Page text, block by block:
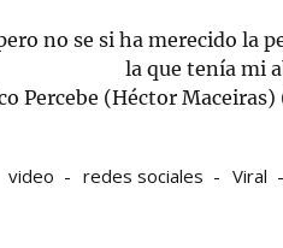
no se si ha merecido la
la que tenía mi
Percebe (Héctor Maceiras)
video redes sociales Viral